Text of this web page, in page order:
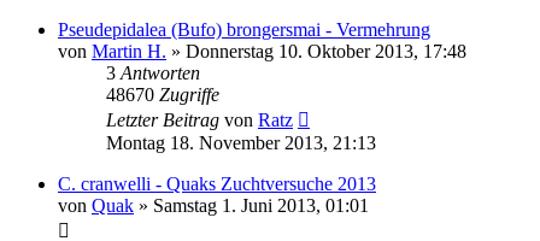
Pseudepidalea (Bufo) brongersmai - Vermehrung
von Martin H. » Donnerstag 10. Oktober 2013, 17:48
3 Antworten
48670 Zugriffe
Letzter Beitrag von Ratz
Montag 18. November 2013, 21:13
C. cranwelli - Quaks Zuchtversuche 2013
von Quak » Samstag 1. Juni 2013, 01:01